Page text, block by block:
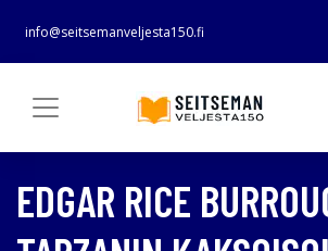
info@seitsemanveljesta150.fi
EDGAR RICE